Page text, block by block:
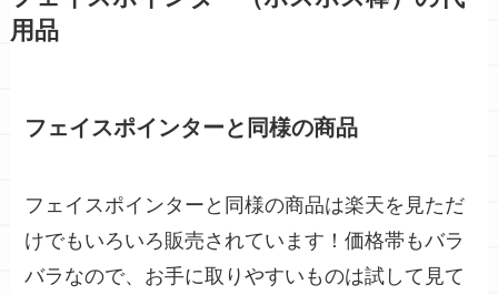
用品
フェイスポインターと同様の商品
フェイスポインターと同様の商品は楽天を見ただ
けでもいろいろ販売されています！価格帯もバラ
バラなので、お手に取りやすいものは試して見て